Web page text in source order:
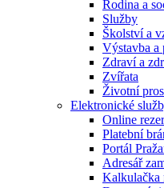
Rodina a
Služby
Školství a
Výstavba a
Zdraví a
Zvířata
Životní
Elektronické
Online
Platební
Portál
Adresář
Kalkulačka